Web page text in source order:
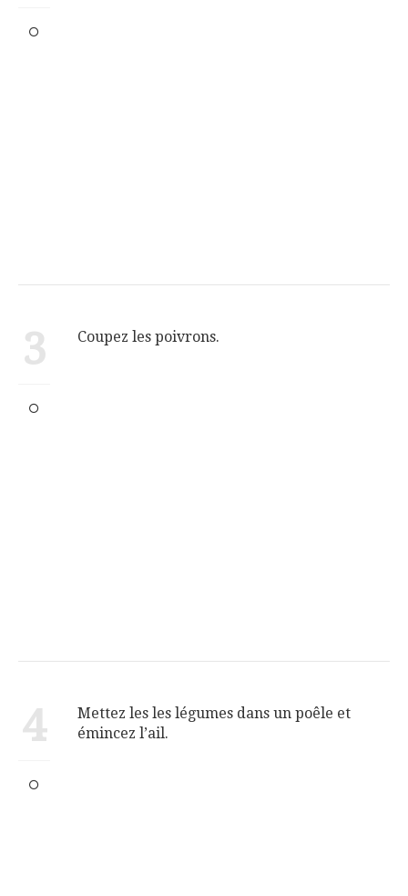
3 Coupez les poivrons.
4
Mettez les les légumes dans un poêle et
émincez l’ail.